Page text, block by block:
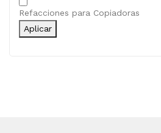
Categoría
Refacciones para Copiadoras
Aplicar